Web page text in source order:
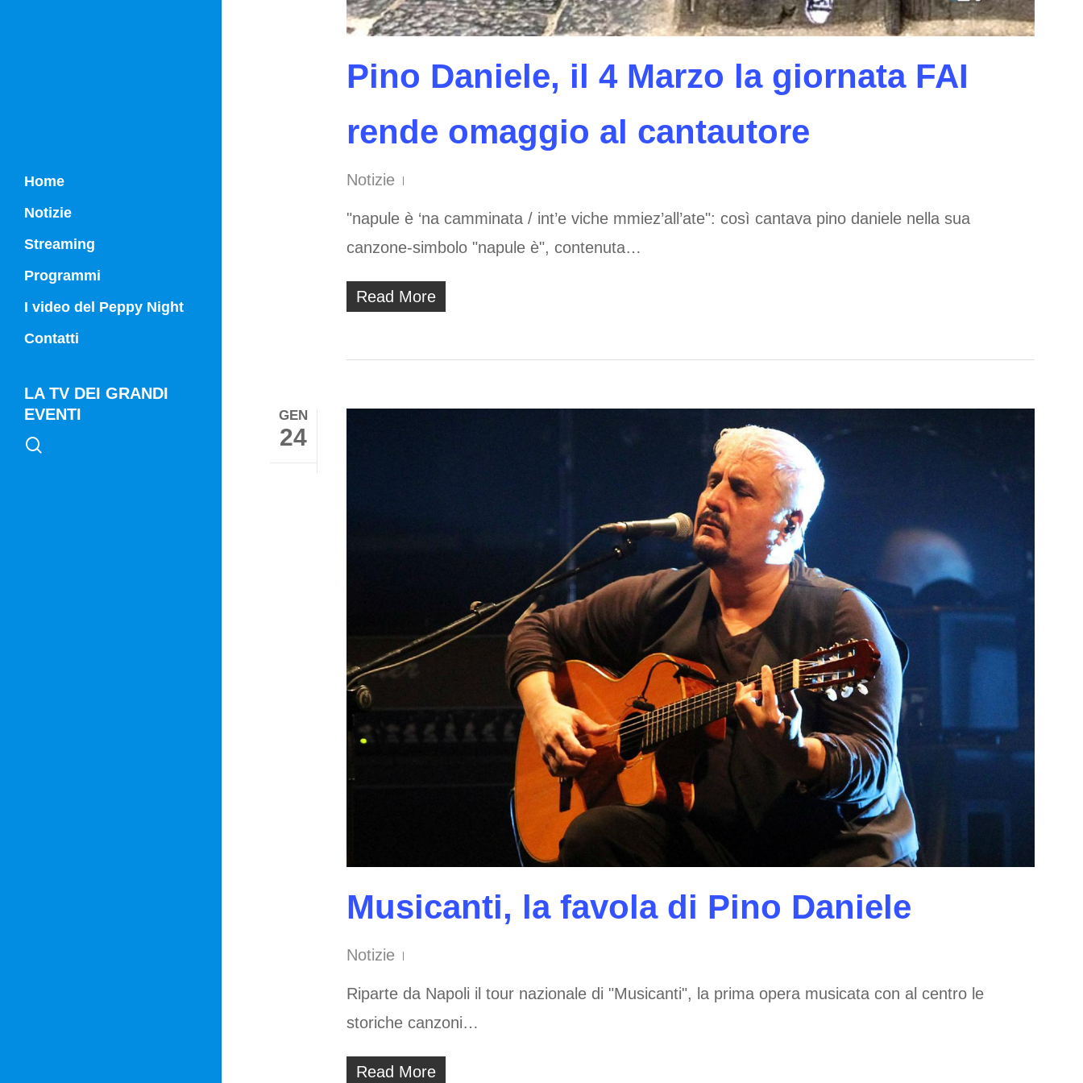
Home
Notizie
Streaming
Programmi
Campania Sport
I video del Peppy Night
Contatti
LA TV DEI GRANDI
EVENTI
Pino Daniele, il 4 Marzo la giornata FAI
rende omaggio al cantautore
Notizie
"napule è ‘na camminata / int’e viche mmiez’all’ate": così cantava pino daniele nella sua
canzone-simbolo "napule è", contenuta…
Read More
GEN
24
Musicanti, la favola di Pino Daniele
Notizie
Riparte da Napoli il tour nazionale di "Musicanti", la prima opera musicata con al centro le
storiche canzoni…
Read More